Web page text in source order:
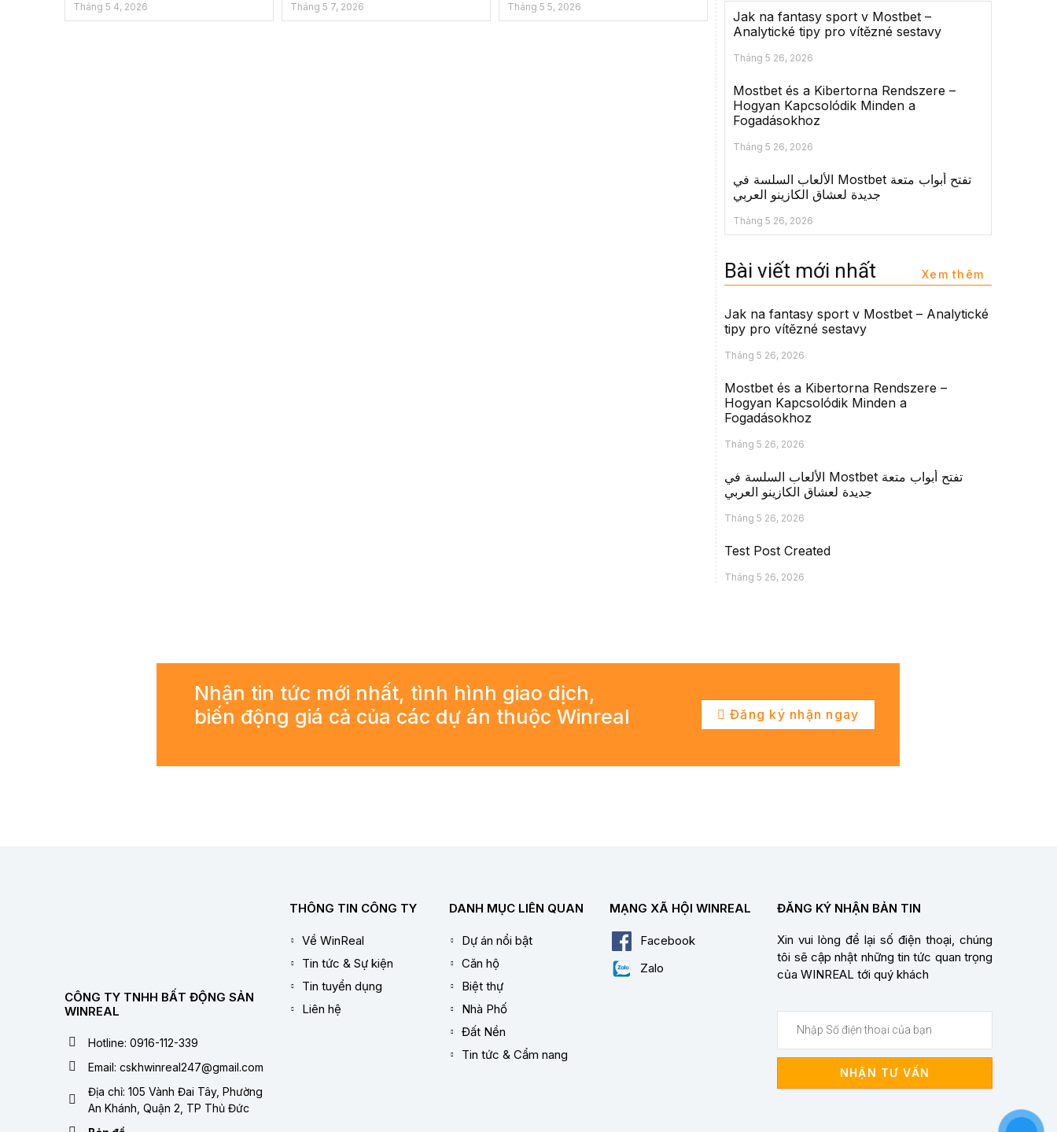
Tháng 5 4, 2026 Tháng 5 7, 2026 Tháng 5 5, 2026
Jak na fantasy sport v Mostbet –
Analytické tipy pro vítězné sestavy
Tháng 5 26, 2026
Mostbet és a Kibertorna Rendszere –
Hogyan Kapcsolódik Minden a
Fogadásokhoz
Tháng 5 26, 2026
الألعاب السلسة في Mostbet تفتح أبواب متعة
جديدة لعشاق الكازينو العربي
Tháng 5 26, 2026
Bài viết mới nhất Xem thêm
Jak na fantasy sport v Mostbet – Analytické
tipy pro vítězné sestavy
Tháng 5 26, 2026
Mostbet és a Kibertorna Rendszere –
Hogyan Kapcsolódik Minden a
Fogadásokhoz
Tháng 5 26, 2026
الألعاب السلسة في Mostbet تفتح أبواب متعة
جديدة لعشاق الكازينو العربي
Tháng 5 26, 2026
Test Post Created
Tháng 5 26, 2026
Nhận tin tức mới nhất, tình hình giao dịch,
biến động giá cả của các dự án thuộc Winreal
Đăng ký nhận ngay
CÔNG TY TNHH BẤT ĐỘNG SẢN
WINREAL
Hotline: 0916-112-339
Email: cskhwinreal247@gmail.com
Địa chỉ: 105 Vành Đai Tây, Phường
An Khánh, Quận 2, TP Thủ Đức
THÔNG TIN CÔNG TY
Về WinReal
Tin tức & Sự kiện
Tin tuyển dụng
Liên hệ
DANH MỤC LIÊN QUAN
Dự án nổi bật
Căn hộ
Biệt thự
Nhà Phố
Đất Nền
Tin tức & Cẩm nang
MẠNG XÃ HỘI WINREAL
Facebook
Zalo
ĐĂNG KÝ NHẬN BẢN TIN
Xin vui lòng để lại số điện thoại, chúng
tôi sẽ cập nhật những tin tức quan trọng
của WINREAL tới quý khách
NHẬN TƯ VẤN